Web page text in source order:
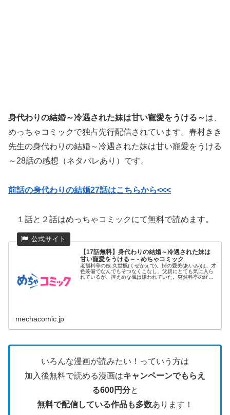
身代わりの結婚～冷遇された妹は甘い寵愛をうける～は、
めっちゃコミックで独占先行配信されています。春村きき
先生の身代わりの結婚～冷遇された妹は甘い寵愛をうける
～28話の感想（ネタバレあり）です。
前話の身代わりの結婚27話はこちらから<<<
１話と２話はめっちゃコミックにて無料で読めます。
【17話無料】身代わりの結婚～冷遇された妹は
甘い寵愛をうける～ - めちゃコミック
老舗料亭の娘 久世楓(くぜかえで)。姉の愛美(あいみ)は、才
色兼備でなんでもそつなくこなし、父親にとても気に入ら
れているが、控えめな楓は嫌われていた。突然料亭の経営
mechacomic.jp
いろんな漫画が読みたい！っていう方は
加入後無料で読める漫画はキャンペーンでもらえ
る600円分と
無料で配信している作品も多数あります！